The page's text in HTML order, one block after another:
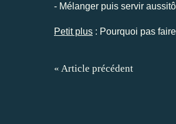
- Mélanger puis servir
Petit plus : Pourquoi pas
« Article précédent